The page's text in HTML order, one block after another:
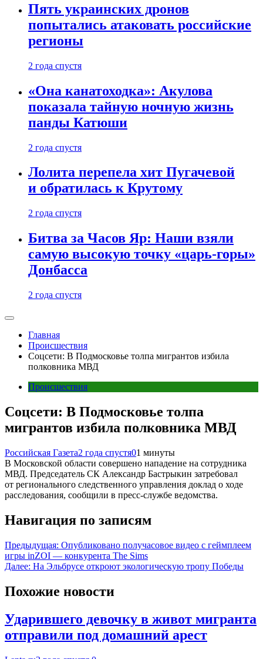
Пять украинских дронов
попытались атаковать российские
регионы
2 года спустя
«Она канатоходка»: Акулова
показала тайную ночную жизнь
панды Катюши
2 года спустя
Лолита перепела хит Пугачевой
и обратилась к Крутому
2 года спустя
Битва за Часов Яр: Наши взяли
самую высокую точку «царь-горы»
Донбасса
2 года спустя
Главная
Происшествия
Соцсети: В Подмосковье толпа мигрантов избила
полковника МВД
Происшествия
Соцсети: В Подмосковье толпа
мигрантов избила полковника МВД
Российская Газета2 года спустя01 минуты
В Московской области совершено нападение на сотрудника
МВД. Председатель СК Александр Бастрыкин затребовал
от регионального следственного управления доклад о ходе
расследования, сообщили в пресс-службе ведомства.
Навигация по записям
Предыдущая: Опубликовано получасовое видео с геймплеем
игры inZOI — конкурента The Sims
Далее: На Эльбрусе откроют экологическую тропу Победы
Похожие новости
Ударившего девочку в живот мигранта
отправили под домашний арест